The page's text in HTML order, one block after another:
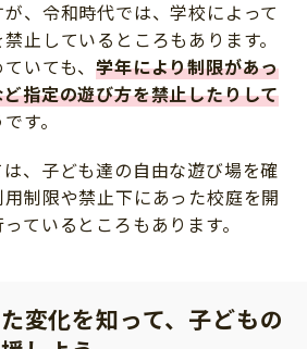
、令和時代では、学校によって
止しているところもあります。
いても、学年により制限があっ
指定の遊び方を禁止したりして
す。
、子ども達の自由な遊び場を確
制限や禁止下にあった校庭を開
ているところもあります。
変化を知って、子どもの